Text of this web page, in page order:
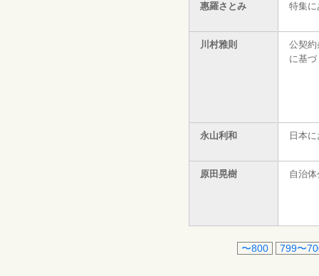
惠羅さとみ 特集に
川村雅則
公契
に基
永山利和 日本
原田晃樹 自治
〜800 799〜